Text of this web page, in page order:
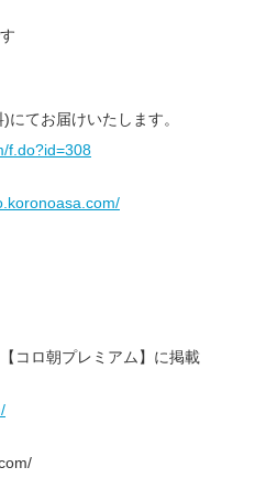
にてお届けいたします。
f.do?id=308
コロ朝プレミアム】に掲載